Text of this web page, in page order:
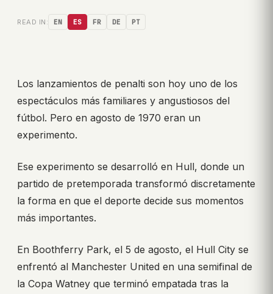
READ IN: EN ES FR DE PT
Los lanzamientos de penalti son hoy uno de los
espectáculos más familiares y angustiosos del
fútbol. Pero en agosto de 1970 eran un
experimento.
Ese experimento se desarrolló en Hull, donde un
partido de pretemporada transformó discretamente
la forma en que el deporte decide sus momentos
más importantes.
En Boothferry Park, el 5 de agosto, el Hull City se
enfrentó al Manchester United en una semifinal de
la Copa Watney que terminó empatada tras la